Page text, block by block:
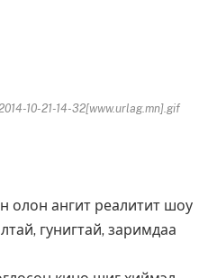
10-21-14-32[www.urlag.mn].gif
олон ангит реалитит шоу
гунигтай, заримдаа